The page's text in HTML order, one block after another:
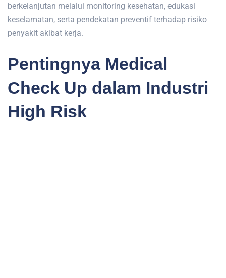
berkelanjutan melalui monitoring kesehatan, edukasi
keselamatan, serta pendekatan preventif terhadap risiko
penyakit akibat kerja.
Pentingnya Medical
Check Up dalam Industri
High Risk